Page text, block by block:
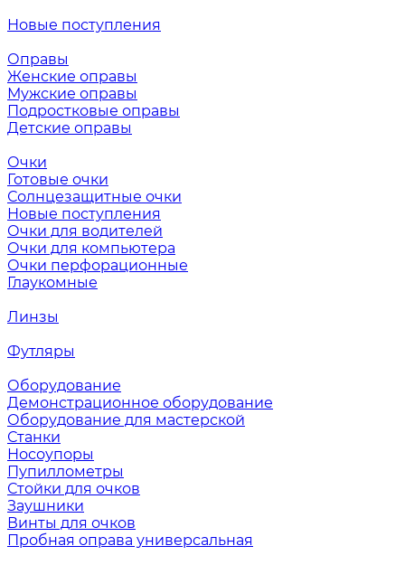
Новые поступления
Оправы
Женские оправы
Мужские оправы
Подростковые оправы
Детские оправы
Очки
Готовые очки
Солнцезащитные очки
Новые поступления
Очки для водителей
Очки для компьютера
Очки перфорационные
Глаукомные
Линзы
Футляры
Оборудование
Демонстрационное оборудование
Оборудование для мастерской
Станки
Носоупоры
Пупиллометры
Стойки для очков
Заушники
Винты для очков
Пробная оправа универсальная